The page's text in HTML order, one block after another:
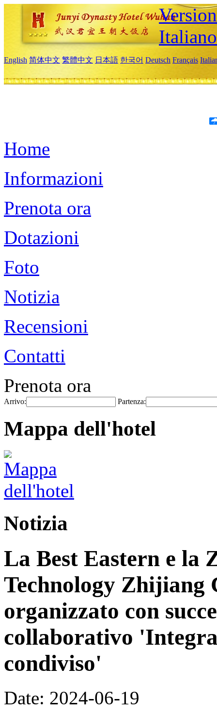
Italiano
English 简体中文 繁體中文 日本語 한국어 Deutsch Français
Home
Informazioni
Prenota ora
Dotazioni
Foto
Notizia
Recensioni
Contatti
Prenota ora
Arrivo: Partenza:
Mappa dell'hotel
Notizia
La Best Eastern e la
Technology Zhijiang
organizzato con
collaborativo
condiviso'
Date: 2024-06-19